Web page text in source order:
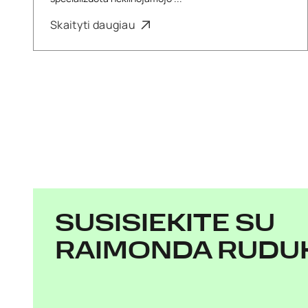
Skaityti daugiau
SUSISIEKITE SU
RAIMONDA